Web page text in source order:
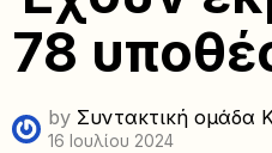
78
by Συντακτική ομάδα
16 Ιουλίου 2024